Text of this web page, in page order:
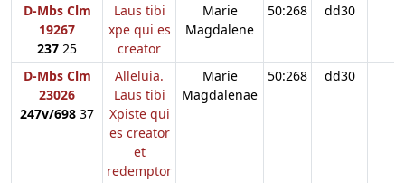
D-Mbs Clm
19267
237 25
Laus tibi
xpe qui es
creator
Marie
Magdalene
50:268 dd30
D-Mbs Clm
23026
247v/698 37
Alleluia.
Laus tibi
Xpiste qui
es creator
et
redemptor
Marie
Magdalenae
50:268 dd30